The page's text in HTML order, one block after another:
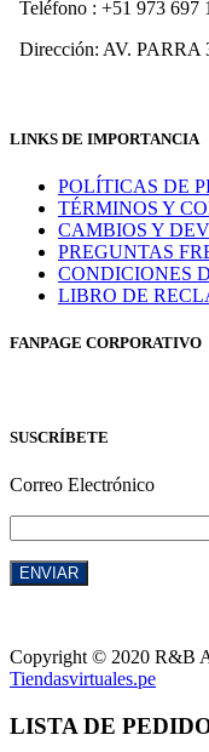
Teléfono : +51 973 697
Dirección: AV. PARRA
LINKS DE IMPORTANCIA
POLÍTICAS DE
TÉRMINOS Y
CAMBIOS Y
PREGUNTAS
CONDICIONES
LIBRO DE
FANPAGE CORPORATIVO
SUSCRÍBETE
Correo Electrónico
Copyright © 2020 R&B
Tiendasvirtuales.pe
LISTA DE